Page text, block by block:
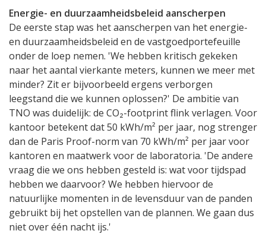
Energie- en duurzaamheidsbeleid aanscherpen
De eerste stap was het aanscherpen van het energie-
en duurzaamheidsbeleid en de vastgoedportefeuille
onder de loep nemen. 'We hebben kritisch gekeken
naar het aantal vierkante meters, kunnen we meer met
minder? Zit er bijvoorbeeld ergens verborgen
leegstand die we kunnen oplossen?' De ambitie van
TNO was duidelijk: de CO₂-footprint flink verlagen. Voor
kantoor betekent dat 50 kWh/m² per jaar, nog strenger
dan de Paris Proof-norm van 70 kWh/m² per jaar voor
kantoren en maatwerk voor de laboratoria. 'De andere
vraag die we ons hebben gesteld is: wat voor tijdspad
hebben we daarvoor? We hebben hiervoor de
natuurlijke momenten in de levensduur van de panden
gebruikt bij het opstellen van de plannen. We gaan dus
niet over één nacht ijs.'